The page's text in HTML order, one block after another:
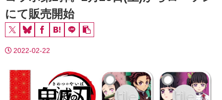
にて販売開始
2022-02-22